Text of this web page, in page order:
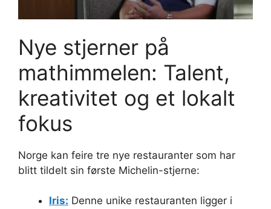
Nye stjerner på
mathimmelen: Talent,
kreativitet og et lokalt
fokus
Norge kan feire tre nye restauranter som har
blitt tildelt sin første Michelin-stjerne:
Iris: Denne unike restauranten ligger i